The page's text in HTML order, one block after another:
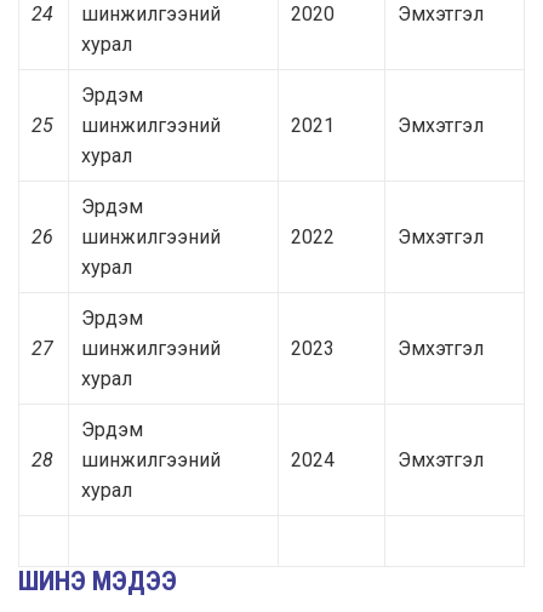
24
шинжилгээний
хурал
2020 Эмхэтгэл
25
Эрдэм
шинжилгээний
хурал
2021 Эмхэтгэл
26
Эрдэм
шинжилгээний
хурал
2022 Эмхэтгэл
27
Эрдэм
шинжилгээний
хурал
2023 Эмхэтгэл
28
Эрдэм
шинжилгээний
хурал
2024 Эмхэтгэл
ШИНЭ МЭДЭЭ